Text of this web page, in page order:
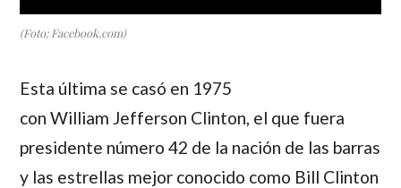
(Foto: Facebook.com)
Esta última se casó en 1975
conWilliam Jefferson Clinton el que fuera
presidente número 42 de la nación de las barras
y las estrellas mejor conocido como Bill Clinton